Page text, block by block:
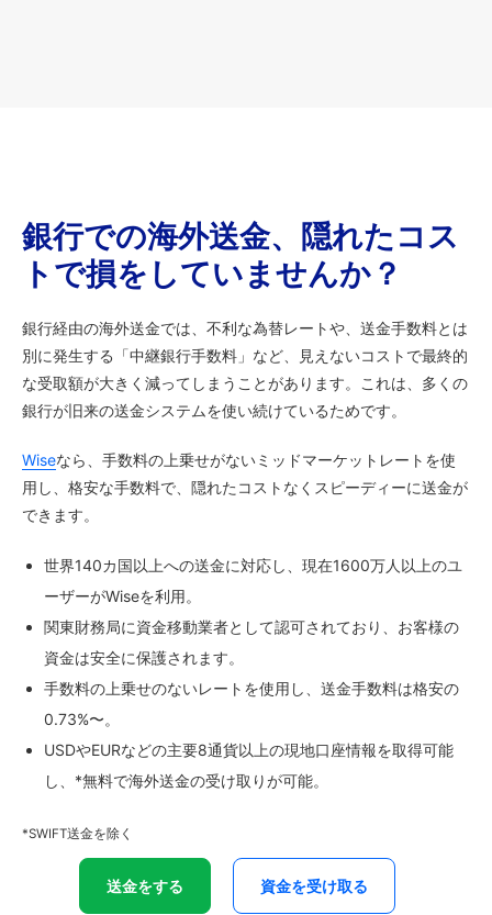
銀行での海外送金、隠れたコス
トで損をしていませんか？
銀行経由の海外送金では、不利な為替レートや、送金手数料とは
別に発生する「中継銀行手数料」など、見えないコストで最終的
な受取額が大きく減ってしまうことがあります。これは、多くの
銀行が旧来の送金システムを使い続けているためです。
Wiseなら、手数料の上乗せがないミッドマーケットレートを使
用し、格安な手数料で、隠れたコストなくスピーディーに送金が
できます。
世界140カ国以上への送金に対応し、現在1600万人以上のユ
ーザーがWiseを利用。
関東財務局に資金移動業者として認可されており、お客様の
資金は安全に保護されます。
手数料の上乗せのないレートを使用し、送金手数料は格安の
0.73%〜。
USDやEURなどの主要8通貨以上の現地口座情報を取得可能
し、*無料で海外送金の受け取りが可能。
*SWIFT送金を除く
送金をする 資金を受け取る